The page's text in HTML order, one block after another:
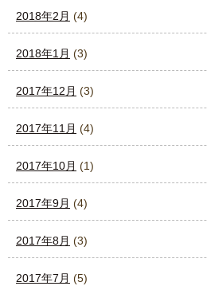
2018年2月 (4)
2018年1月 (3)
2017年12月 (3)
2017年11月 (4)
2017年10月 (1)
2017年9月 (4)
2017年8月 (3)
2017年7月 (5)